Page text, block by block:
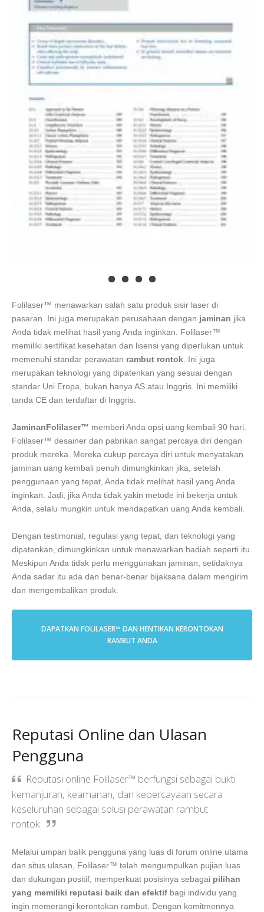
Folilaser™ menawarkan salah satu produk sisir laser di
pasaran. Ini juga merupakan perusahaan dengan jaminan jika
Anda tidak melihat hasil yang Anda inginkan. Folilaser™
memiliki sertifikat kesehatan dan lisensi yang diperlukan untuk
memenuhi standar perawatan rambut rontok . Ini juga
merupakan teknologi yang dipatenkan yang sesuai dengan
standar Uni Eropa, bukan hanya AS atau Inggris. Ini memiliki
tanda CE dan terdaftar di Inggris.
JaminanFolilaser™ memberi Anda opsi uang kembali 90 hari.
Folilaser™ desainer dan pabrikan sangat percaya diri dengan
produk mereka. Mereka cukup percaya diri untuk menyatakan
jaminan uang kembali penuh dimungkinkan jika, setelah
penggunaan yang tepat, Anda tidak melihat hasil yang Anda
inginkan. Jadi, jika Anda tidak yakin metode ini bekerja untuk
Anda, selalu mungkin untuk mendapatkan uang Anda kembali.
Dengan testimonial, regulasi yang tepat, dan teknologi yang
dipatenkan, dimungkinkan untuk menawarkan hadiah seperti itu.
Meskipun Anda tidak perlu menggunakan jaminan, setidaknya
Anda sadar itu ada dan benar-benar bijaksana dalam mengirim
dan mengembalikan produk.
DAPATKAN FOLILASER™ DAN HENTIKAN KERONTOKAN
RAMBUT ANDA
Reputasi Online dan Ulasan
Pengguna
Reputasi online Folilaser™ berfungsi sebagai bukti
kemanjuran, keamanan, dan kepercayaan secara
keseluruhan sebagai solusi perawatan rambut
rontok.
Melalui umpan balik pengguna yang luas di forum online utama
dan situs ulasan, Folilaser™ telah mengumpulkan pujian luas
dan dukungan positif, memperkuat posisinya sebagai pilihan
yang memiliki reputasi baik dan efektif bagi individu yang
ingin memerangi kerontokan rambut. Dengan komitmennya